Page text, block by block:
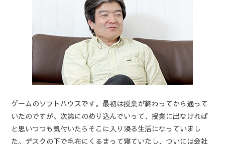
ゲームのソフトハウスです。最初は授業が終わってから通って
いたのですが、次第にのめり込んでいって、授業に出なければ
と思いつつも気付いたらそこに入り浸る生活になっていまし
た。デスクの下で毛布にくるまって寝ていたし、ついには会社